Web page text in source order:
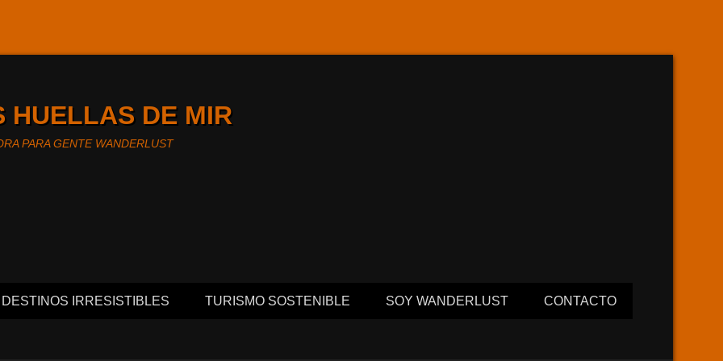
HUELLAS DE MIR
PARA GENTE WANDERLUST
DESTINOS IRRESISTIBLES TURISMO SOSTENIBLE SOY WANDERLUST CONTACTO